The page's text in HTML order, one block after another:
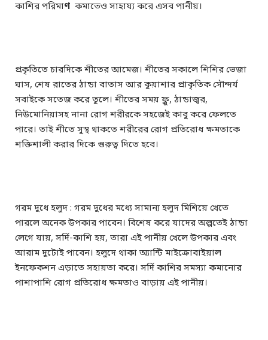
কাশির পরিমাণ কমাতেও সাহায্য করে এসব পানীয়।
প্রকৃতিতে চারদিকে শীতের আমেজ। শীতের সকালে শিশির ভেজা
ঘাস, শেষ রাতের ঠান্ডা বাতাস আর কুয়াশার প্রাকৃতিক সৌন্দর্য
সবাইকে সতেজ করে তুলে। শীতের সময় ফ্লু, ঠান্ডাজ্বর,
নিউমোনিয়াসহ নানা রোগ শরীরকে সহজেই কাবু করে ফেলতে
পারে। তাই শীতে সুস্থ থাকতে শরীরের রোগ প্রতিরোধ ক্ষমতাকে
শক্তিশালী করার দিকে গুরুত্ব দিতে হবে।
গরম দুধে হলুদ : গরম দুধের মধ্যে সামান্য হলুদ মিশিয়ে খেতে
পারলে অনেক উপকার পাবেন। বিশেষ করে যাদের অল্পতেই ঠান্ডা
লেগে যায়, সর্দি-কাশি হয়, তারা এই পানীয় খেলে উপকার এবং
আরাম দুটোই পাবেন। হলুদে থাকা অ্যান্টি মাইক্রোবাইয়াল
ইনফেকশন এড়াতে সহায়তা করে। সর্দি কাশির সমস্যা কমানোর
পাশাপাশি রোগ প্রতিরোধ ক্ষমতাও বাড়ায় এই পানীয়।